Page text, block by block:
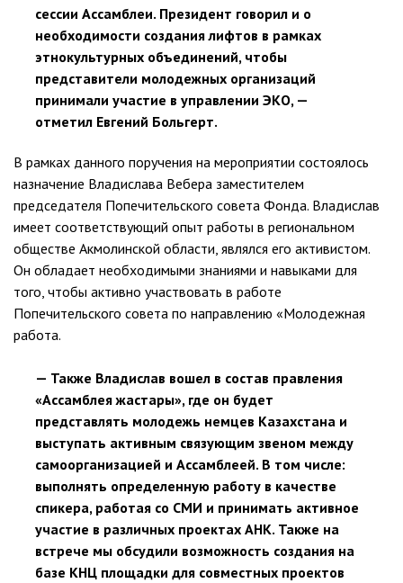
сессии Ассамблеи. Президент говорил и о
необходимости создания лифтов в рамках
этнокультурных объединений, чтобы
представители молодежных организаций
принимали участие в управлении ЭКО, —
отметил Евгений Больгерт.
В рамках данного поручения на мероприятии состоялось
назначение Владислава Вебера заместителем
председателя Попечительского совета Фонда. Владислав
имеет соответствующий опыт работы в региональном
обществе Акмолинской области, являлся его активистом.
Он обладает необходимыми знаниями и навыками для
того, чтобы активно участвовать в работе
Попечительского совета по направлению «Молодежная
работа.
— Также Владислав вошел в состав правления
«Ассамблея жастары», где он будет
представлять молодежь немцев Казахстана и
выступать активным связующим звеном между
самоорганизацией и Ассамблеей. В том числе:
выполнять определенную работу в качестве
спикера, работая со СМИ и принимать активное
участие в различных проектах АНК. Также на
встрече мы обсудили возможность создания на
базе КНЦ площадки для совместных проектов